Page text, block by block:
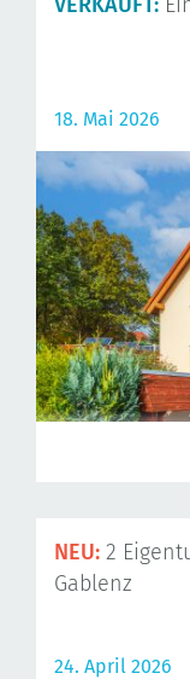
18. Mai 2026
NEU: 2
Gablenz
24. April 2026